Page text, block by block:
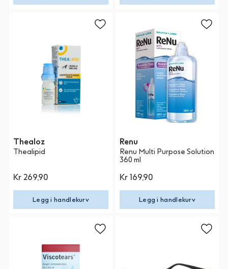
Thealoz
Thealipid
Kr 269,90
Legg i handlekurv
Renu
Renu Multi Purpose Solution
360 ml
Kr 169,90
Legg i handlekurv